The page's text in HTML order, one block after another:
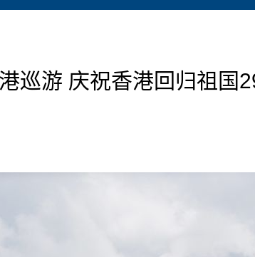
巡游 庆祝香港回归祖国